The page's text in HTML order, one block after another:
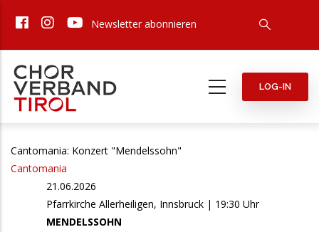
zum
Newsletter abonnieren
LOG-IN
Cantomania: Konzert "Mendelssohn"
Cantomania
21.06.2026
Pfarrkirche Allerheiligen, Innsbruck | 19:30 Uhr
MENDELSSOHN